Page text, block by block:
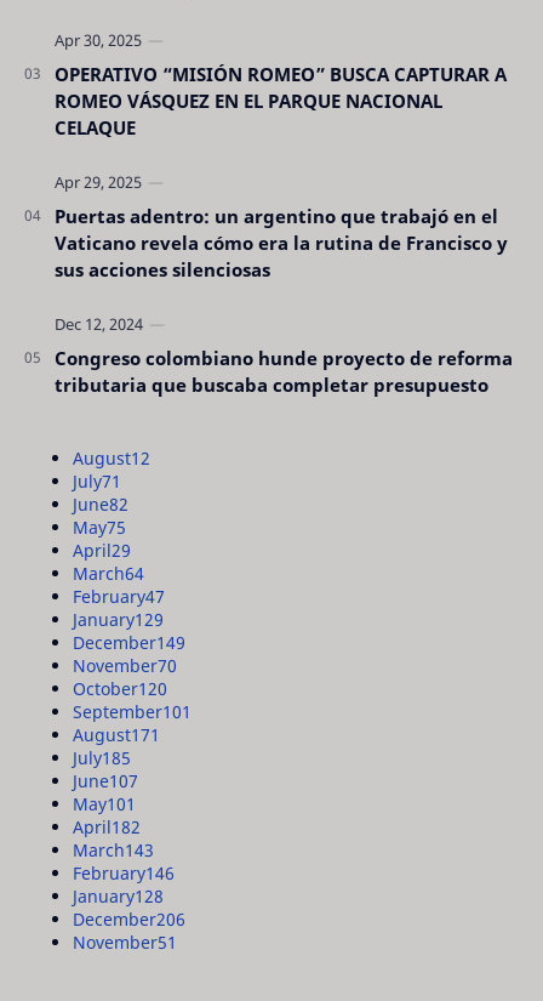
OPERATIVO “MISIÓN ROMEO” BUSCA CAPTURAR A
ROMEO VÁSQUEZ EN EL PARQUE NACIONAL
CELAQUE
Puertas adentro: un argentino que trabajó en el
Vaticano revela cómo era la rutina de Francisco y
sus acciones silenciosas
Congreso colombiano hunde proyecto de reforma
tributaria que buscaba completar presupuesto
August12
July71
June82
May75
April29
March64
February47
January129
December149
November70
October120
September101
August171
July185
June107
May101
April182
March143
February146
January128
December206
November51